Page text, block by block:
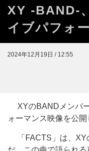
XY -BAND-
イブパフォ
2024年12月19日 / 12:55
XYのBANDメンバ
ォーマンス映像を公開
「FACTS」は、XY